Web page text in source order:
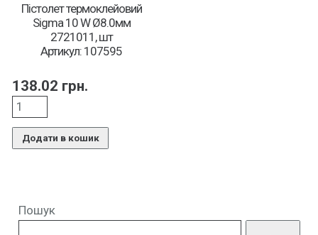
Пістолет термоклейовий
Sigma 10 W Ø8.0мм
2721011, шт
Артикул: 107595
138.02 грн.
Додати в кошик
Пошук